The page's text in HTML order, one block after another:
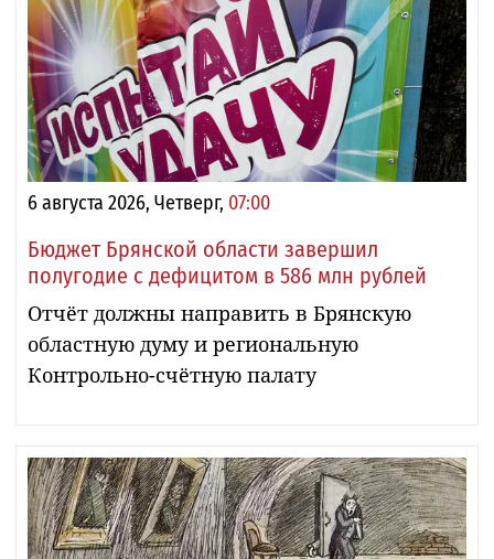
6 августа 2026, Четверг, 07:00
Бюджет Брянской области завершил
полугодие с дефицитом в 586 млн рублей
Отчёт должны направить в Брянскую
областную думу и региональную
Контрольно-счётную палату